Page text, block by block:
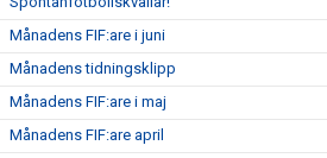
Månadens FIF:are i juni
Månadens tidningsklipp
Månadens FIF:are i maj
Månadens FIF:are april